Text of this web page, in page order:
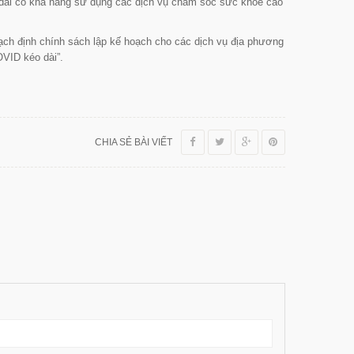
định chính sách lập kế hoạch cho các dịch vụ địa phương
kéo dài”.
CHIA SẺ BÀI VIẾT